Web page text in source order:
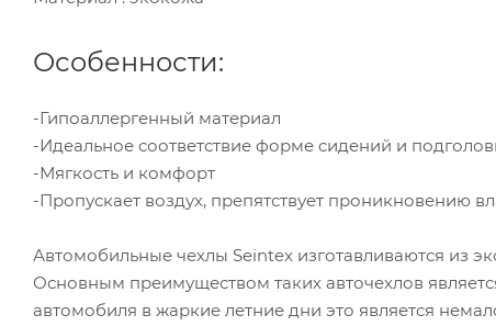
Особенности:
-Гипоаллергенный материал
-Идеальное соответствие форме сидений и
-Мягкость и комфорт
-Пропускает воздух, препятствует проникновению
Автомобильные чехлы Seintex изготавливаются из
Основным преимуществом таких авточехлов
автомобиля в жаркие летние дни это является